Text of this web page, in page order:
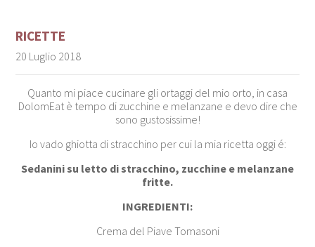
RICETTE
20 Luglio 2018
Quanto mi piace cucinare gli ortaggi del mio orto, in casa
DolomEat è tempo di zucchine e melanzane e devo dire che
sono gustosissime!
Io vado ghiotta di stracchino per cui la mia ricetta oggi é:
Sedanini su letto di stracchino, zucchine e melanzane
fritte.
INGREDIENTI:
Crema del Piave Tomasoni